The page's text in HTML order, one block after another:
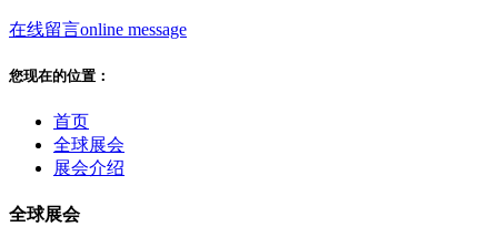
在线留言online message
您现在的位置：
首页
全球展会
展会介绍
全球展会